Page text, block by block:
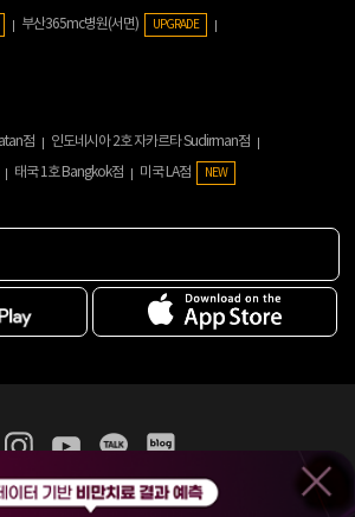
부산365mc병원(서면) UPGRADE
점
인도네시아 2호 자카르타 Sudirman점
태국 1호 Bangkok점 미국 LA점 NEW
·의원 이용약관
홈페이지 이용약관